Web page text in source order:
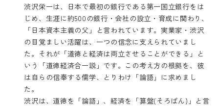
渋沢栄一は、日本で最初の銀行である第一国立銀行をは
じめ、生涯に約500の銀行・会社の設立・育成に関わり、
「日本資本主義の父」と言われています。実業家・渋沢
の目覚ましい活躍は、一つの信念に支えられていまし
た。それが「道徳と経済は両立させることができる」と
いう「道徳経済合一説」です。この考え方の根拠を、彼
は自らの信奉する儒学、とりわけ「論語」に求めまし
た。
渋沢は、道徳を「論語」、経済を「算盤(そろばん)」と言